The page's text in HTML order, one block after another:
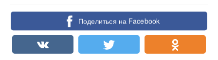
Поделиться на Facebook